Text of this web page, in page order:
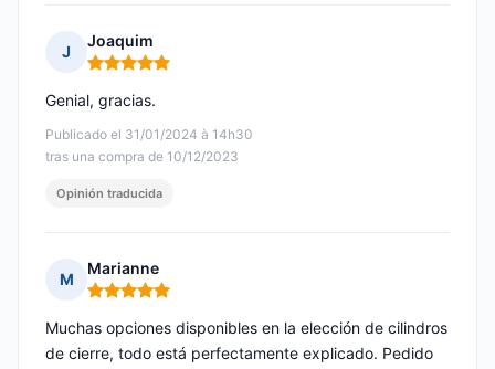
J
Joaquim
Nota: 5 de 5
Publicado el 31/01/2024 à 14h30
tras una compra de 10/12/2023
Genial, gracias.
Opinión traducida
M
Marianne
Nota: 5 de 5
Muchas opciones disponibles en la elección de cilindros
de cierre, todo está perfectamente explicado. Pedido